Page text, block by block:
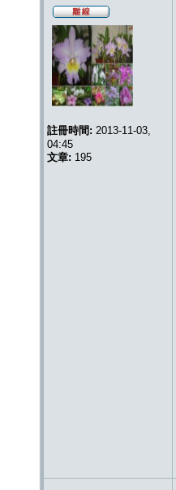
註冊時間: 2013-11-03,
04:45
文章: 195